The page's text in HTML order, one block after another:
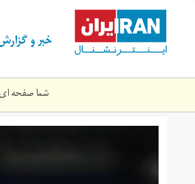
content خبر و
شما صفحه ای
neymar-
psg-
toulouse-